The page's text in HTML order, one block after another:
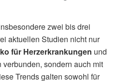
zwei bis drei
aktuellen Studien nicht nur
für Herzerkrankungen und
sondern auch mit
Trends galten sowohl für